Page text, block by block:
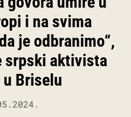
i na svima
je odbranimo“,
srpski aktivista
Briselu